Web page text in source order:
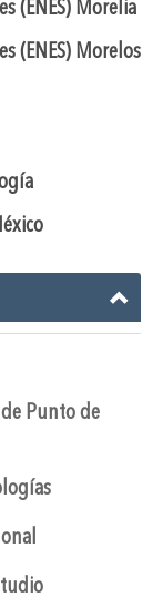
(ENES) Morelia
(ENES) Morelos
Punto de